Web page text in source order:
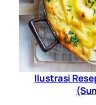
Ilustrasi